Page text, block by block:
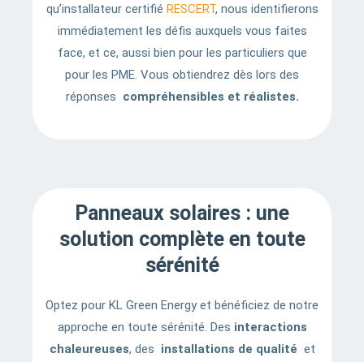
qu’installateur certifié RESCERT, nous identifierons
immédiatement les défis auxquels vous faites
face, et ce, aussi bien pour les particuliers que
pour les PME. Vous obtiendrez dès lors des
réponses compréhensibles et réalistes.
Panneaux solaires : une
solution complète en toute
sérénité
Optez pour KL Green Energy et bénéficiez de notre
approche en toute sérénité. Des interactions
chaleureuses, des installations de qualité et